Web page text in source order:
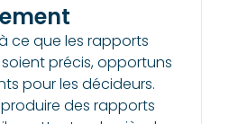
ce que les rapports
précis, opportuns
pour les décideurs.
des rapports